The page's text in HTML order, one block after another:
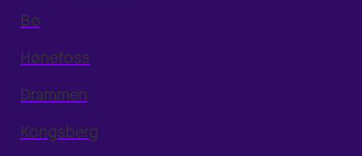
Bø
Hønefoss
Drammen
Kongsberg